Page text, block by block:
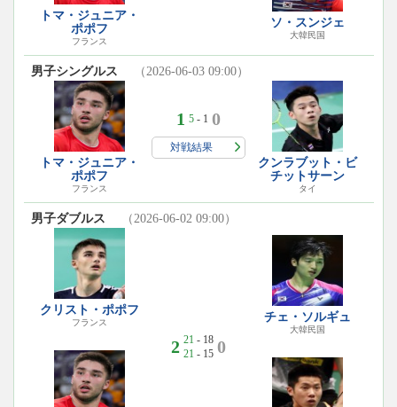
トマ・ジュニア・
ポポフ
フランス
ソ・スンジェ
大韓民国
男子シングルス （2026-06-03 09:00）
トマ・ジュニア・
ポポフ
フランス
1 5- 1 0
対戦結果
クンラブット・ビ
チットサーン
タイ
男子ダブルス （2026-06-02 09:00）
クリスト・ポポフ
フランス
2 21 - 18
21 - 15 0
チェ・ソルギュ
大韓民国